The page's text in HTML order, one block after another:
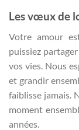
Les vœux de
Votre amour
puissiez
vos vies. Nous
et grandir
faiblisse jamais.
moment
années.